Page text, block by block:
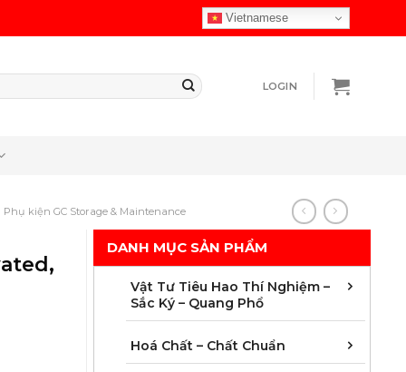
Vietnamese
LOGIN
Phụ kiện GC Storage & Maintenance
DANH MỤC SẢN PHẨM
Vật Tư Tiêu Hao Thí Nghiệm –
Sắc Ký – Quang Phổ
Hoá Chất – Chất Chuẩn